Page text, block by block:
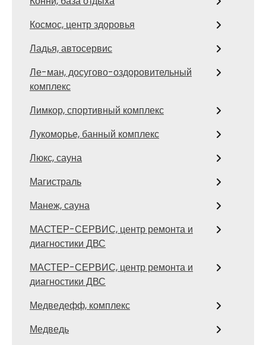
Космос, центр здоровья
Ладья, автосервис
Ле-ман, досугово-оздоровительный
комплекс
Лимкор, спортивный комплекс
Лукоморье, банный комплекс
Люкс, сауна
Магистраль
Манеж, сауна
МАСТЕР-СЕРВИС, центр ремонта и
диагностики ДВС
МАСТЕР-СЕРВИС, центр ремонта и
диагностики ДВС
Медведефф, комплекс
Медведь